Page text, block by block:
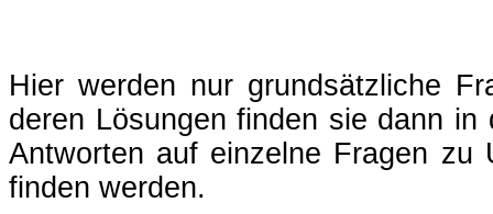
Hier werden nur grundsätzliche
deren Lösungen finden sie dann
Antworten auf einzelne Fragen zu
finden werden.